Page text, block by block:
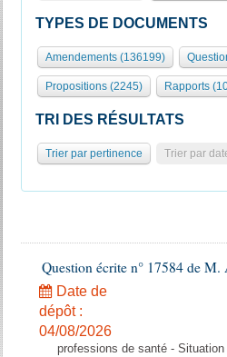
TYPES DE DOCUMENTS
Amendements (136199)
Propositions (2245) Rapports
TRI DES RÉSULTATS
Trier par pertinence Trier par
Question écrite n° 17584 de
Date de
dépôt :
04/08/2026
professions de santé -